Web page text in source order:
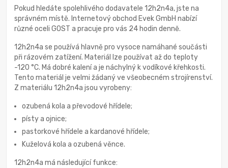
Pokud hledáte spolehlivého dodavatele 12h2n4a, jste na
správném místě. Internetový obchod Evek GmbH nabízí
různé oceli GOST a pracuje pro vás 24 hodin denně.
12h2n4a se používá hlavně pro vysoce namáhané součásti
při rázovém zatížení. Materiál lze používat až do teploty
-120 °C. Má dobré kalení a je náchylný k vodíkové křehkosti.
Tento materiál je velmi žádaný ve všeobecném strojírenství.
Z materiálu 12h2n4a jsou vyrobeny:
ozubená kola a převodové hřídele;
písty a ojnice;
pastorkové hřídele a kardanové hřídele;
Kuželová kola a ozubená věnce.
12h2n4a má následující funkce: